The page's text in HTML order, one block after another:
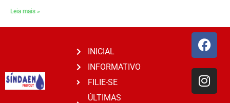
Leia mais »
INICIAL
INFORMATIVO
FILIE-SE
ÚLTIMAS